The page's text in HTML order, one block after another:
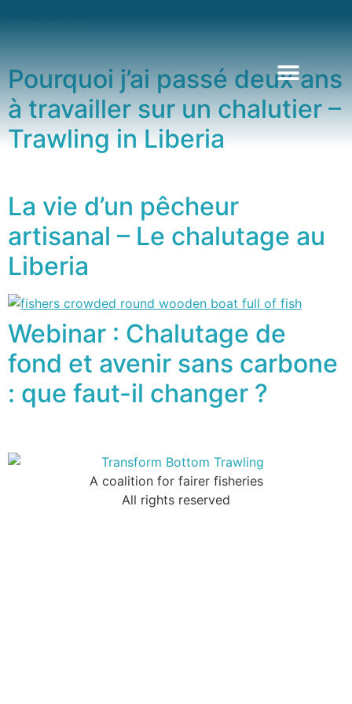
Pourquoi j’ai passé deux ans
à travailler sur un chalutier –
Trawling in Liberia
La vie d’un pêcheur
artisanal – Le chalutage au
Liberia
Webinar : Chalutage de
fond et avenir sans carbone
: que faut-il changer ?
A coalition for fairer fisheries
All rights reserved